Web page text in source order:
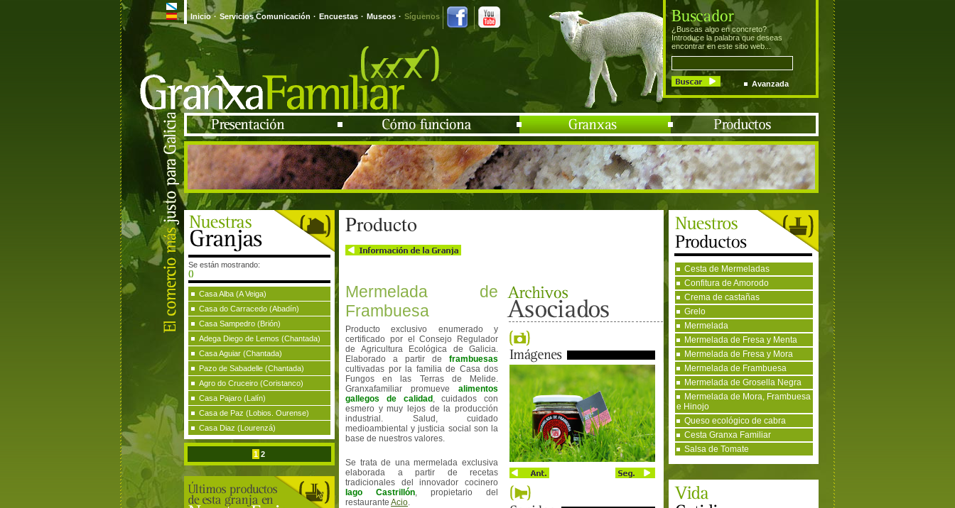
¿Buscas algo en concreto?
Introduce la palabra que deseas
encontrar en este sitio web...
Avanzada
Inicio · Servicios Comunicación · Encuestas · Museos · Síguenos
Cesta de Mermeladas
Confitura de Amorodo
Crema de castañas
Grelo
Mermelada
Mermelada de Fresa y Menta
Mermelada de Fresa y Mora
Mermelada de Frambuesa
Mermelada de Grosella Negra
Mermelada de Mora, Frambuesa
e Hinojo
Queso ecológico de cabra
Cesta Granxa Familiar
Salsa de Tomate
Se están mostrando:
()
Casa Alba (A Veiga)
Casa do Carracedo (Abadín)
Casa Sampedro (Brión)
Adega Diego de Lemos (Chantada)
Casa Aguiar (Chantada)
Pazo de Sabadelle (Chantada)
Agro do Cruceiro (Coristanco)
Casa Pajaro (Lalín)
Casa de Paz (Lobios. Ourense)
Casa Diaz (Lourenzá)
1 2
Producto
Mermelada de
Frambuesa
Producto exclusivo enumerado y
certificado por el Consejo Regulador
de Agricultura Ecológica de Galicia.
Elaborado a partir de frambuesas
cultivadas por la familia de Casa dos
Fungos en las Terras de Melide.
Granxafamiliar promueve alimentos
gallegos de calidad , cuidados con
esmero y muy lejos de la producción
industrial. Salud, cuidado
medioambiental y justicia social son la
base de nuestros valores.
Se trata de una mermelada exclusiva
elaborada a partir de recetas
tradicionales del innovador cocinero
Iago Castrillón, propietario del
restaurante Acio.